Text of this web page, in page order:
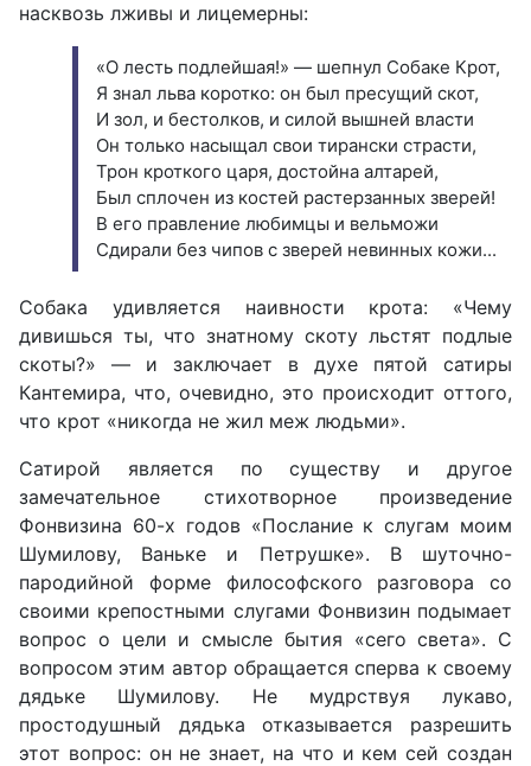
насквозь лживы и лицемерны:
«О лесть подлейшая!» — шепнул Собаке Крот,
Я знал льва коротко: он был пресущий скот,
И зол, и бестолков, и силой вышней власти
Он только насыщал свои тирански страсти,
Трон кроткого царя, достойна алтарей,
Был сплочен из костей растерзанных зверей!
В его правление любимцы и вельможи
Сдирали без чипов с зверей невинных кожи...
Собака удивляется наивности крота: «Чему
дивишься ты, что знатному скоту льстят подлые
скоты?» — и заключает в духе пятой сатиры
Кантемира, что, очевидно, это происходит оттого,
что крот «никогда не жил меж людьми».
Сатирой является по существу и другое
замечательное стихотворное произведение
Фонвизина 60-х годов «Послание к слугам моим
Шумилову, Ваньке и Петрушке». В шуточно-
пародийной форме философского разговора со
своими крепостными слугами Фонвизин подымает
вопрос о цели и смысле бытия «сего света». С
вопросом этим автор обращается сперва к своему
дядьке Шумилову. Не мудрствуя лукаво,
простодушный дядька отказывается разрешить
этот вопрос: он не знает, на что и кем сей создан